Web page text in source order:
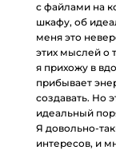
с файлами на
шкафу, об
меня это
этих мыслей о
я прихожу в
прибывает
создавать. Но
идеальный
Я довольно-
интересов, и